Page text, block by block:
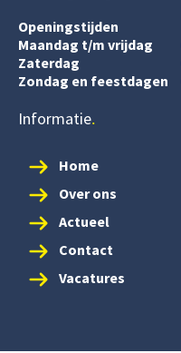
Openingstijden
Maandag t/m vrijdag
Zaterdag
Zondag en feestdagen
Informatie
Home
Over ons
Actueel
Contact
Vacatures